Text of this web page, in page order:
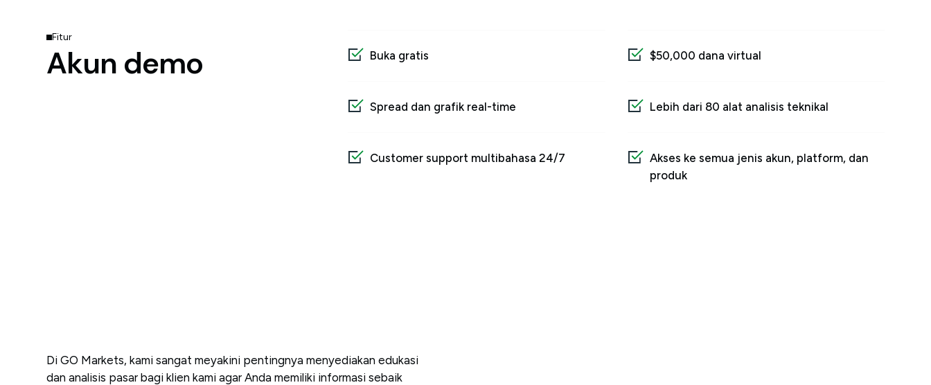
Fitur
Akun demo Buka gratis $50,000 dana virtual
Spread dan grafik real-time Lebih dari 80 alat analisis teknikal
Customer support multibahasa 24/7
Akses ke semua jenis akun, platform, dan
produk
Di GO Markets, kami sangat meyakini pentingnya menyediakan edukasi
dan analisis pasar bagi klien kami agar Anda memiliki informasi sebaik